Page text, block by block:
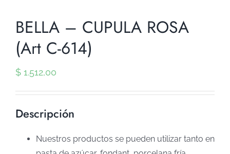
BELLA – CUPULA ROSA
(Art C-614)
$ 1.512,00
Descripción
Nuestros productos se pueden utilizar tanto en